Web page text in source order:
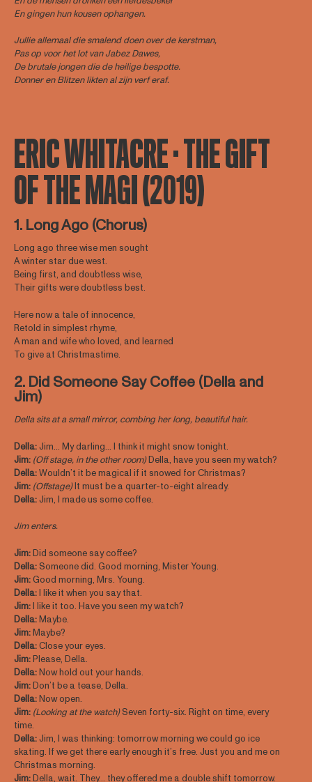
En gingen hun kousen ophangen.
Jullie allemaal die smalend doen over de kerstman,
Pas op voor het lot van Jabez Dawes,
De brutale jongen die de heilige bespotte.
Donner en Blitzen likten al zijn verf eraf.
ERIC WHITACRE · THE GIFT
OF THE MAGI (2019)
1. Long Ago (Chorus)
Long ago three wise men sought
A winter star due west.
Being first, and doubtless wise,
Their gifts were doubtless best.
Here now a tale of innocence,
Retold in simplest rhyme,
A man and wife who loved, and learned
To give at Christmastime.
2. Did Someone Say Coffee (Della and
Jim)
Della sits at a small mirror, combing her long, beautiful hair.
Della:Jim… My darling… I think it might snow tonight.
Jim: (Off stage, in the other room)Della, have you seen my watch?
Della:Wouldn’t it be magical if it snowed for Christmas?
Jim: (Offstage)It must be a quarter-to-eight already.
Della:Jim, I made us some coffee.
Jim enters.
Jim:Did someone say coffee?
Della:Someone did. Good morning, Mister Young.
Jim:Good morning, Mrs. Young.
Della:I like it when you say that.
Jim:I like it too. Have you seen my watch?
Della:Maybe.
Jim:Maybe?
Della:Close your eyes.
Jim:Please, Della.
Della:Now hold out your hands.
Jim:Don’t be a tease, Della.
Della:Now open.
Jim: (Looking at the watch)Seven forty-six. Right on time, every
time.
Della:Jim, I was thinking: tomorrow morning we could go ice
skating. If we get there early enough it’s free. Just you and me on
Christmas morning.
Jim:Della, wait. They… they offered me a double shift tomorrow.